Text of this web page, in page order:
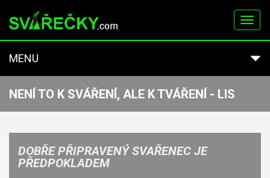
MENU
NENÍ TO K SVÁŘENÍ, ALE K TVÁŘENÍ - LIS
DOBŘE PŘIPRAVENÝ SVAŘENEC JE
PŘEDPOKLADEM